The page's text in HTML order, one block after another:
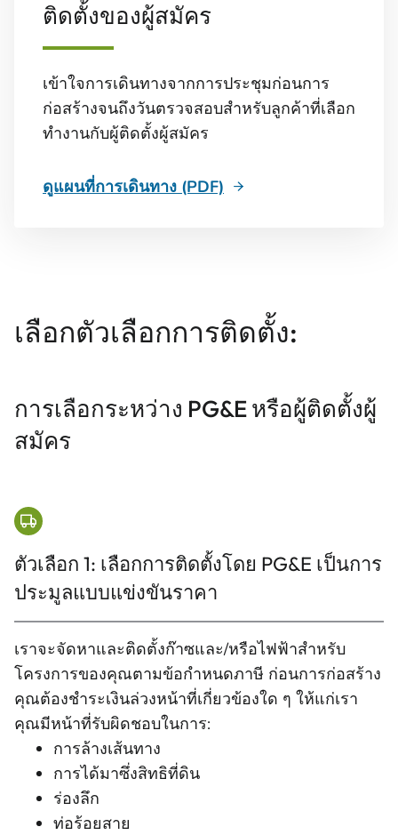
ติดตั้งของผู้สมัคร
เข้าใจการเดินทางจากการประชุมก่อนการ
ก่อสร้างจนถึงวันตรวจสอบสําหรับลูกค้าที่เลือก
ทํางานกับผู้ติดตั้งผู้สมัคร
ดูแผนที่การเดินทาง (PDF)
เลือกตัวเลือกการติดตั้ง:
การเลือกระหว่าง PG&E หรือผู้ติดตั้งผู้
สมัคร
ตัวเลือก 1: เลือกการติดตั้งโดย PG&E เป็นการ
ประมูลแบบแข่งขันราคา
เราจะจัดหาและติดตั้งก๊าซและ/หรือไฟฟ้าสําหรับ
โครงการของคุณตามข้อกําหนดภาษี ก่อนการก่อสร้าง
คุณต้องชําระเงินล่วงหน้าที่เกี่ยวข้องใด ๆ ให้แก่เรา
คุณมีหน้าที่รับผิดชอบในการ:
การล้างเส้นทาง
การได้มาซึ่งสิทธิที่ดิน
ร่องลึก
ท่อร้อยสาย